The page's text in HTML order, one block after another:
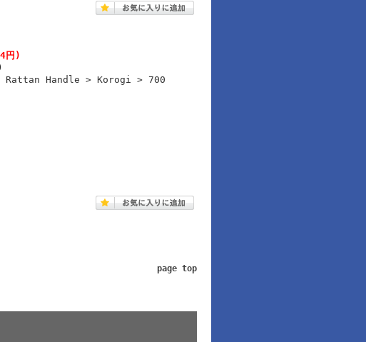
円)
Handle > Korogi > 700
page top